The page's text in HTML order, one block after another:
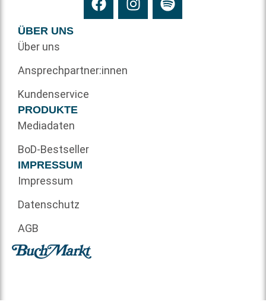
ÜBER UNS
Über uns
Ansprechpartner:innen
Kundenservice
PRODUKTE
Mediadaten
BoD-Bestseller
IMPRESSUM
Impressum
Datenschutz
AGB